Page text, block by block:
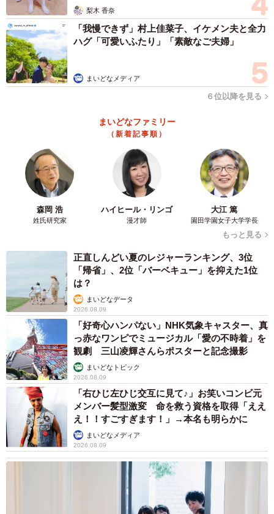
梨木 香奈
「我慢できず」村上佳菜子、イケメン夫と全力
ハグ「可愛いふたり」「素敵なご夫婦」
まいどなメディア
６位以降を見る
まいどなファミリー
（新着記事順）
森岡 浩
姓氏研究家
ハイヒール・リンゴ
漫才師
大江 篤
園田学園女子大学学長
もっと見る
正直しんどい夏のレジャーランキング、3位
「帰省」、2位「バーベキュー」を抑えた1位
は？
まいどなデータ
2026.08.09
「好奇心ハンパない」NHK気象キャスター、真
っ赤なワンピでミュージカル「愛の不時着」を
観劇 三山凌輝さんらポスターと記念撮影
まいどなトピック
2026.08.09
「右ひじ左ひじ交互に見て♪」お笑いコンビ元
メンバー髪型激変 命を救う資格を取得「ええ
え！！すごすぎます！」→本名も明らかに
まいどなメディア
2026.08.09